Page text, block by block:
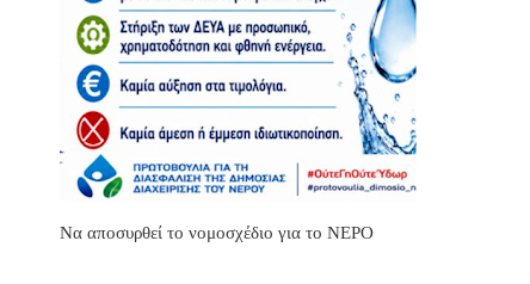
Να αποσυρθεί το νομοσχέδιο για το ΝΕΡΟ